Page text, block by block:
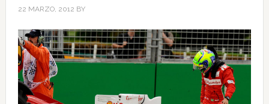
22 MARZO, 2012 BY